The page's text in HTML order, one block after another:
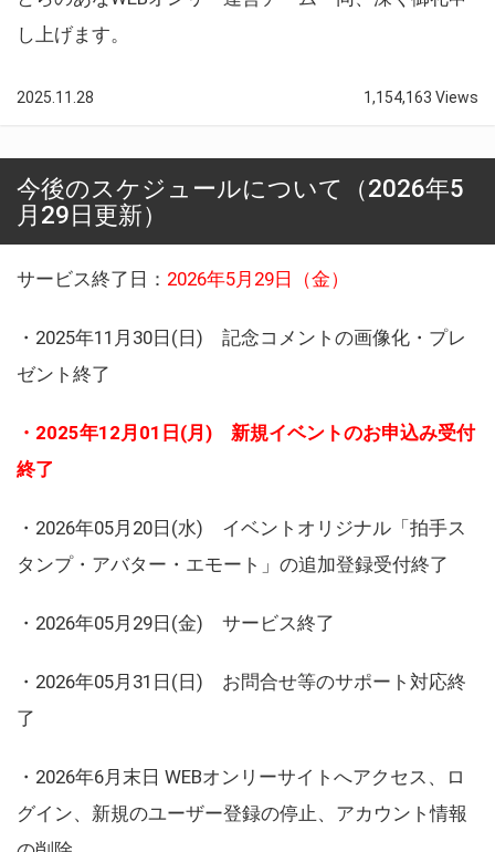
し上げます。
2025.11.28 1,154,163 Views
今後のスケジュールについて（2026年5
月29日更新）
サービス終了日： 2026年5月29日（金）
・2025年11月30日(日) 記念コメントの画像化・プレ
ゼント終了
・2025年12月01日(月) 新規イベントのお申込み受付
終了
・2026年05月20日(水) イベントオリジナル「拍手ス
タンプ・アバター・エモート」の追加登録受付終了
・2026年05月29日(金) サービス終了
・2026年05月31日(日) お問合せ等のサポート対応終
了
・2026年6月末日 WEBオンリーサイトへアクセス、ロ
グイン、新規のユーザー登録の停止、アカウント情報